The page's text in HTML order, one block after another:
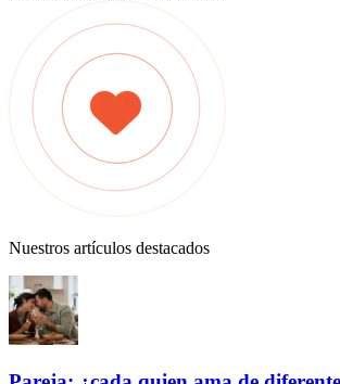
Nuestros artículos destacados